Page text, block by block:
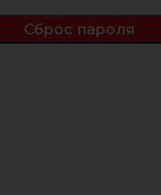
Сброс пароля